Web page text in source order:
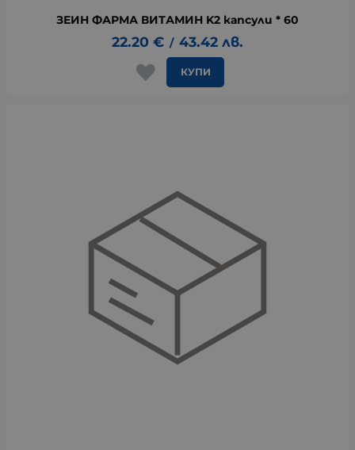
ЗЕИН ФАРМА ВИТАМИН K2 капсули * 60
22.20 € / 43.42 лв.
КУПИ